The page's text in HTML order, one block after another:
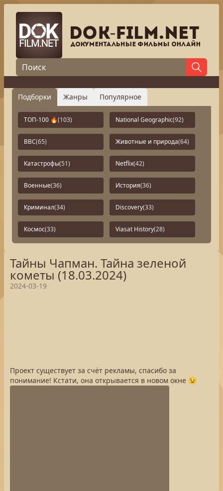
Подборки Жанры Популярное
ТОП-100 🔥(103) National Geographic(92)
BBC(65) Животные и природа(64)
Катастрофы(51) Netflix(42)
Военные(36) История(36)
Криминал(34) Discovery(33)
Космос(33) Viasat History(28)
Тайны Чапман. Тайна зеленой
кометы (18.03.2024)
2024-03-19
Проект существует за счёт рекламы, спасибо за
понимание! Кстати, она открывается в новом окне 😉